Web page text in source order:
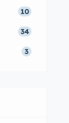
10
34
3